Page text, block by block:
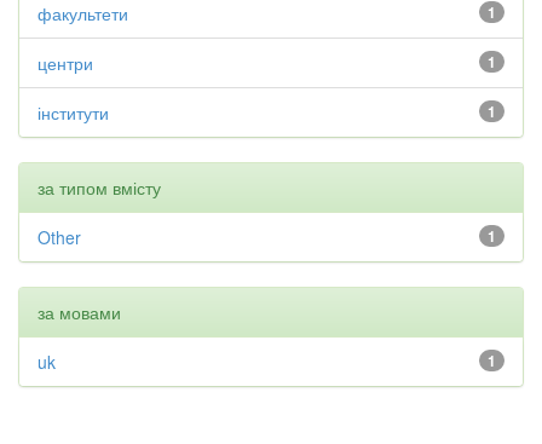
1
факультети
1
центри
1
інститути
за типом вмісту
1
Other
за мовами
1
uk